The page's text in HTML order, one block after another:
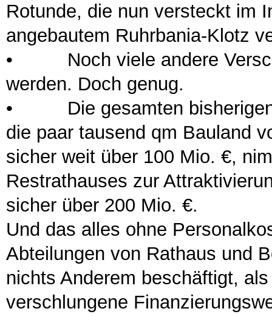
Rotunde, die nun versteckt im
angebautem Ruhrbania-Klotz
• Noch viele andere
werden. Doch genug.
• Die gesamten bisherigen
die paar tausend qm Bauland
sicher weit über 100 Mio. €,
Restrathauses zur
sicher über 200 Mio. €.
Und das alles ohne
Abteilungen von Rathaus und
nichts Anderem beschäftigt,
verschlungene